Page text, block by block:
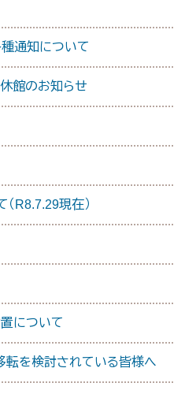
種通知について
館のお知らせ
R8.7.29現在）
について
転を検討されている皆様へ